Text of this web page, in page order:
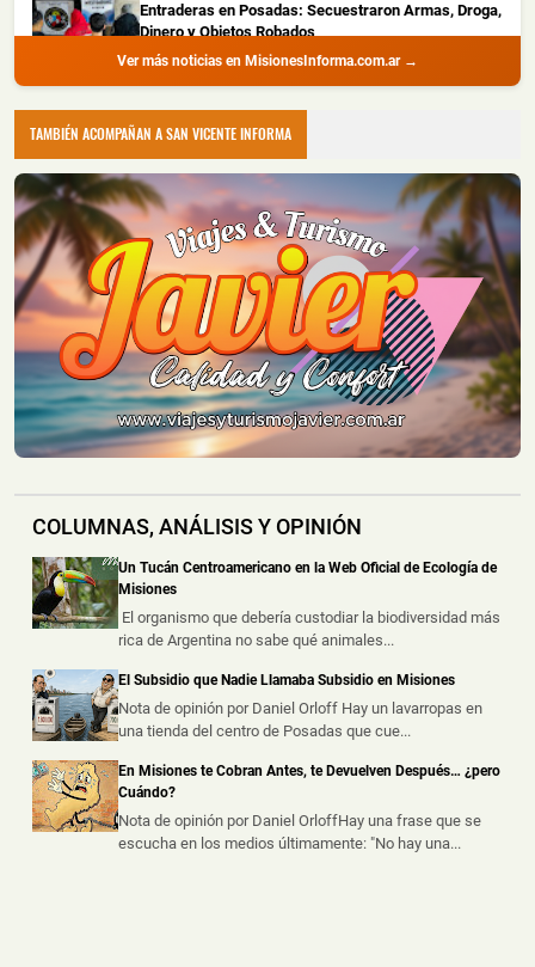
Entraderas en Posadas: Secuestraron Armas, Droga,
Dinero y Objetos Robados
📅 4 ago 2026
La Policía de Misiones detuvo a dos hombres con
amplio prontuario durante un all...
Recuperaron Herramientas Robadas y Detuvieron a
un Joven en Oberá
📅 4 ago 2026
La Policía de Misiones recuperó una hidrolavadora y
una motoguadaña que habían s...
Montecarlo: Controlaron un Principio de Incendio en
un Camión sobre la Ruta Nacional 12
📅 4 ago 2026
Un camión sufrió un principio de incendio durante la
noche del lunes sobre la Ru...
📅 4 ago 2026
Una vivienda fue destruida por un incendio durante la
madrugada de este martes s...
Hallaron un Auto Despistado sobre la Ruta 14 y
Aires
📅 3 ago 2026
había sido abandonado tras un ...
Ver más noticias en MisionesInforma.com.ar →
TAMBIÉN ACOMPAÑAN A SAN VICENTE INFORMA
COLUMNAS, ANÁLISIS Y OPINIÓN
Un Tucán Centroamericano en la Web Oficial de Ecología de
Misiones
El organismo que debería custodiar la biodiversidad más
rica de Argentina no sabe qué animales...
El Subsidio que Nadie Llamaba Subsidio en Misiones
Nota de opinión por Daniel Orloff Hay un lavarropas en
una tienda del centro de Posadas que cue...
En Misiones te Cobran Antes, te Devuelven Después… ¿pero
Cuándo?
Nota de opinión por Daniel OrloffHay una frase que se
escucha en los medios últimamente: "No hay una...